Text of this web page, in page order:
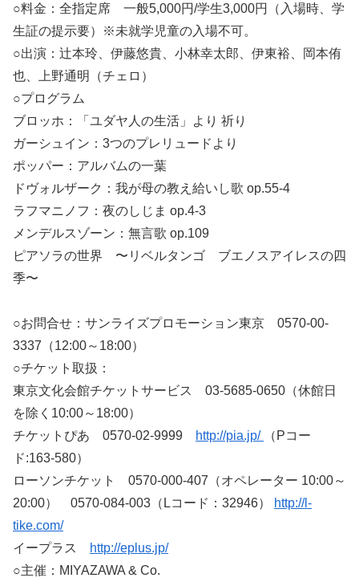
○料金：全指定席 一般5,000円/学生3,000円（入場時、学
生証の提示要）※未就学児童の入場不可。
○出演：辻本玲、伊藤悠貴、小林幸太郎、伊東裕、岡本侑
也、上野通明（チェロ）
○プログラム
ブロッホ：「ユダヤ人の生活」より 祈り
ガーシュイン：3つのプレリュードより
ポッパー：アルバムの一葉
ドヴォルザーク：我が母の教え給いし歌 op.55-4
ラフマニノフ：夜のしじま op.4-3
メンデルスゾーン：無言歌 op.109
ピアソラの世界 〜リベルタンゴ ブエノスアイレスの四
季〜
○お問合せ：サンライズプロモーション東京 0570-00-
3337（12:00～18:00）
○チケット取扱：
東京文化会館チケットサービス 03-5685-0650（休館日
を除く10:00～18:00）
チケットぴあ 0570-02-9999
http://pia.jp/
（Pコー
ド:163-580）
ローソンチケット 0570-000-407（オペレーター 10:00～
20:00） 0570-084-003（Lコード：32946）
http://l-
tike.com/
イープラス
http://eplus.jp/
○主催：MIYAZAWA & Co.